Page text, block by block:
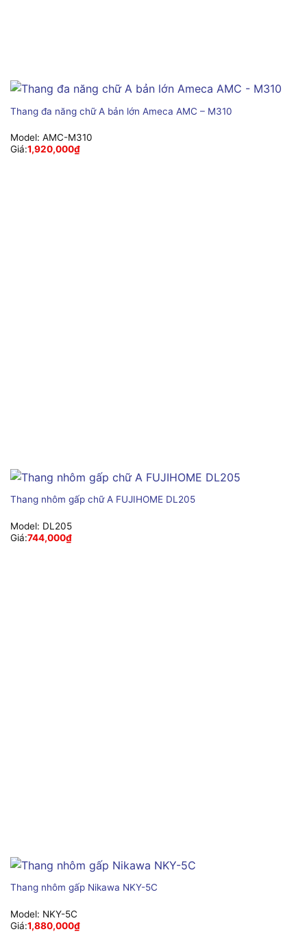
Thang đa năng chữ A bản lớn Ameca AMC – M310
Model: AMC-M310
Giá:1,920,000₫
Thang nhôm gấp chữ A FUJIHOME DL205
Model: DL205
Giá:744,000₫
Thang nhôm gấp Nikawa NKY-5C
Model: NKY-5C
Giá:1,880,000₫